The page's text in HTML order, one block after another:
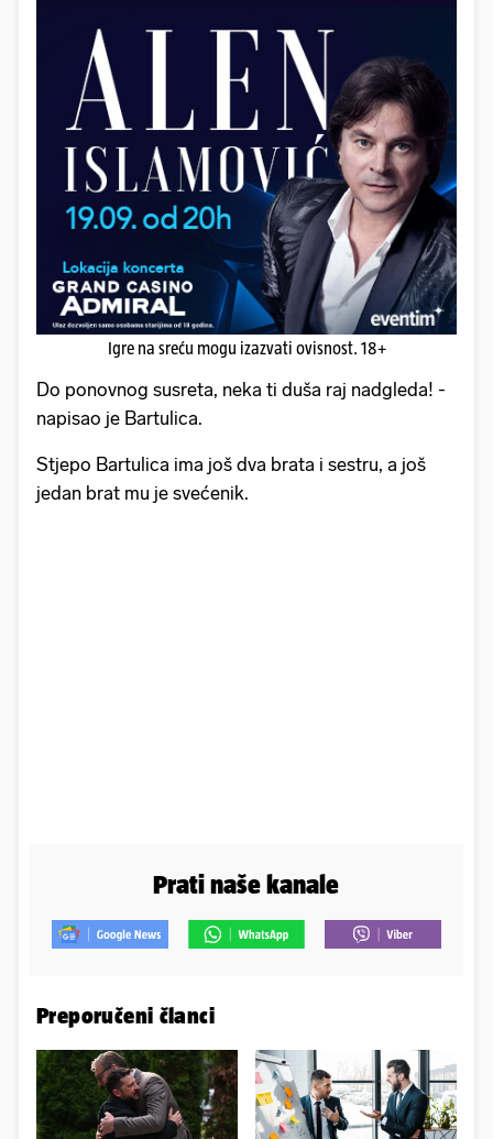
Igre na sreću mogu izazvati ovisnost. 18+
Do ponovnog susreta, neka ti duša raj nadgleda! -
napisao je Bartulica.
Stjepo Bartulica ima još dva brata i sestru, a još
jedan brat mu je svećenik.
Prati naše kanale
Preporučeni članci